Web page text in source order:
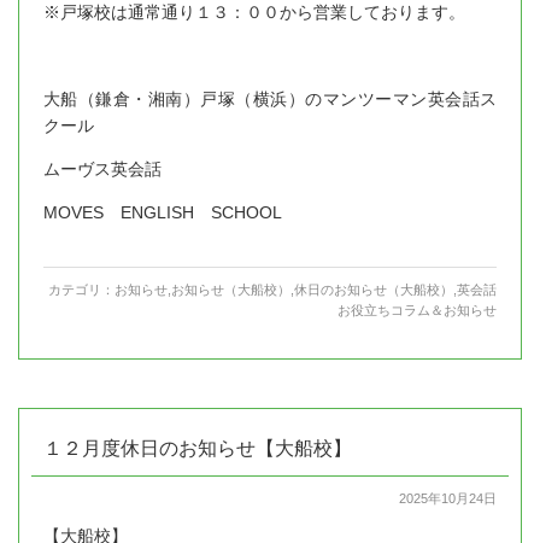
※戸塚校は通常通り１３：００から営業しております。
大船（鎌倉・湘南）戸塚（横浜）のマンツーマン英会話ス
クール
ムーヴス英会話
MOVES ENGLISH SCHOOL
カテゴリ： お知らせ お知らせ（大船校） 休日のお知らせ（大船校）
英会話
お役立ちコラム＆お知らせ
１２月度休日のお知らせ【大船校】
2025年10月24日
【大船校】